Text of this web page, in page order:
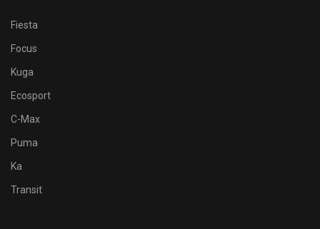
Fiesta
Focus
Kuga
Ecosport
C-Max
Puma
Ka
Transit